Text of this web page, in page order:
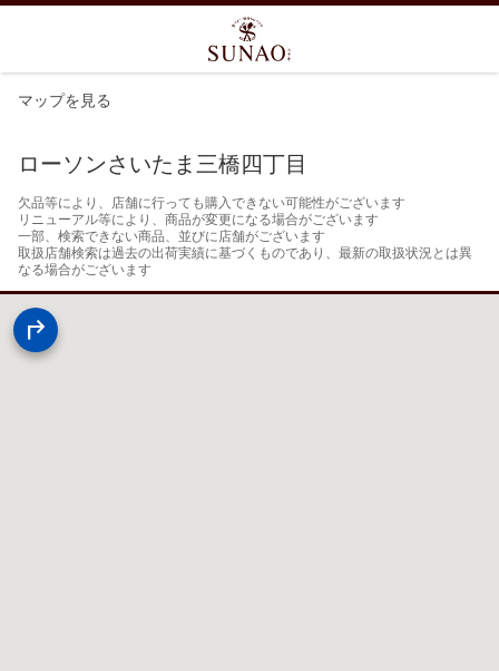
マップを見る
ローソンさいたま三橋四丁目
欠品等により、店舗に行っても購入できない可能性がございます
リニューアル等により、商品が変更になる場合がございます
一部、検索できない商品、並びに店舗がございます
取扱店舗検索は過去の出荷実績に基づくものであり、最新の取扱状況とは異
なる場合がございます